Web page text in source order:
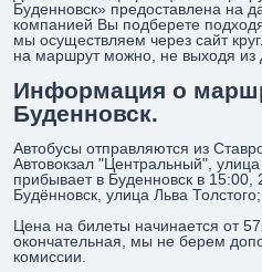
Буденновск» предоставлена на
компанией Вы подберете
мы осуществляем через сайт
на маршрут можно, не выходя из
Информация о
Буденновск.
Автобусы отправляются из
Автовокзал "Центральный",
прибывает в Буденновск в 15:00,
Будённовск, улица Льва
Цена на билеты начинается от
окончательная, мы не берем
комиссии.